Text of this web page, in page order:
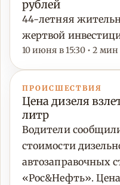
рублей
44-летняя
жертвой
10 июня в 15:30 • 2
ПРОИСШЕСТВИЯ
Цена дизеля
литр
Водители
стоимости
автозаправочных
«Рос&Нефть».